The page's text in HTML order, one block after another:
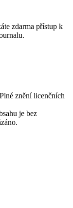
zdarma přístup k
znění licenčních
je bez